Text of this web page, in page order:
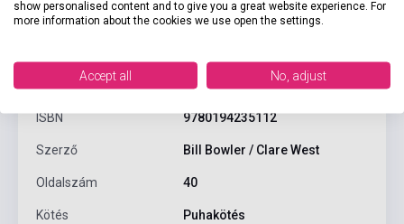
Termékjellemzők
ISBN 9780194235112
Szerző Bill Bowler / Clare West
Oldalszám 40
Kötés Puhakötés
show personalised content and to give you a great website experience. For
more information about the cookies we use open the settings.
Accept all No, adjust